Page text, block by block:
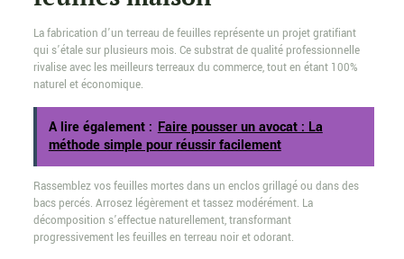
La fabrication d’un terreau de feuilles représente un projet gratifiant
qui s’étale sur plusieurs mois. Ce substrat de qualité professionnelle
rivalise avec les meilleurs terreaux du commerce, tout en étant 100%
naturel et économique.
A lire également : Faire pousser un avocat : La
méthode simple pour réussir facilement
Rassemblez vos feuilles mortes dans un enclos grillagé ou dans des
bacs percés. Arrosez légèrement et tassez modérément. La
décomposition s’effectue naturellement, transformant
progressivement les feuilles en terreau noir et odorant.